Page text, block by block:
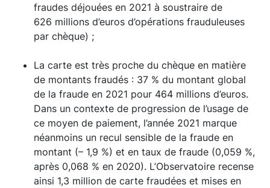
fraudes déjouées en 2021 à soustraire de
626 millions d’euros d’opérations frauduleuses
par chèque) ;
La carte est très proche du chèque en matière
de montants fraudés : 37 % du montant global
de la fraude en 2021 pour 464 millions d’euros.
Dans un contexte de progression de l’usage de
ce moyen de paiement, l’année 2021 marque
néanmoins un recul sensible de la fraude en
montant (– 1,9 %) et en taux de fraude (0,059 %,
après 0,068 % en 2020). L’Observatoire recense
ainsi 1,3 million de carte fraudées et mises en